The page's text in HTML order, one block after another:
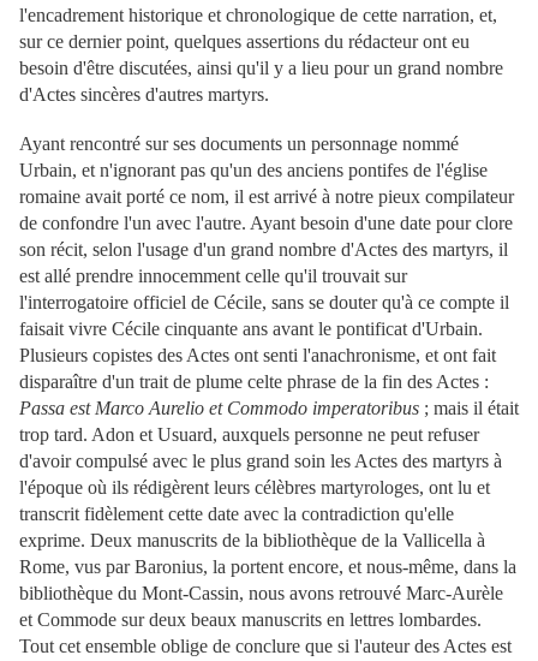
l'encadrement historique et chronologique de cette narration, et,
sur ce dernier point, quelques assertions du rédacteur ont eu
besoin d'être discutées, ainsi qu'il y a lieu pour un grand nombre
d'Actes sincères d'autres martyrs.
Ayant rencontré sur ses documents un personnage nommé
Urbain, et n'ignorant pas qu'un des anciens pontifes de l'église
romaine avait porté ce nom, il est arrivé à notre pieux compilateur
de confondre l'un avec l'autre. Ayant besoin d'une date pour clore
son récit, selon l'usage d'un grand nombre d'Actes des martyrs, il
est allé prendre innocemment celle qu'il trouvait sur
l'interrogatoire officiel de Cécile, sans se douter qu'à ce compte il
faisait vivre Cécile cinquante ans avant le pontificat d'Urbain.
Plusieurs copistes des Actes ont senti l'anachronisme, et ont fait
disparaître d'un trait de plume celte phrase de la fin des Actes :
Passa est Marco Aurelio et Commodo imperatoribus ; mais il était
trop tard. Adon et Usuard, auxquels personne ne peut refuser
d'avoir compulsé avec le plus grand soin les Actes des martyrs à
l'époque où ils rédigèrent leurs célèbres martyrologes, ont lu et
transcrit fidèlement cette date avec la contradiction qu'elle
exprime. Deux manuscrits de la bibliothèque de la Vallicella à
Rome, vus par Baronius, la portent encore, et nous-même, dans la
bibliothèque du Mont-Cassin, nous avons retrouvé Marc-Aurèle
et Commode sur deux beaux manuscrits en lettres lombardes.
Tout cet ensemble oblige de conclure que si l'auteur des Actes est